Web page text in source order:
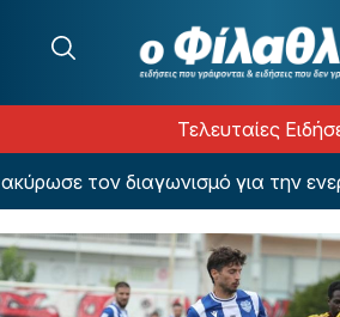
Τελευταίες
τον διαγωνισμό για την